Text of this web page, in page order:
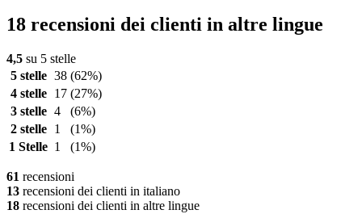
18 recensioni dei clienti in altre lingue
4,5 su 5 stelle
5 stelle 38 (62%)
4 stelle
17 (27%)
3 stelle 4
(6%)
2 stelle
1
(1%)
1 Stelle 1 (1%)
61 recensioni
13 recensioni dei clienti in italiano
18 recensioni dei clienti in altre lingue